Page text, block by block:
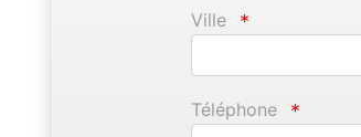
Ville *
Téléphone *